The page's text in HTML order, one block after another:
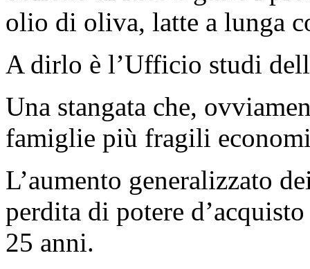
olio di oliva, latte a lunga
A dirlo è l’Ufficio studi
Una stangata che,
famiglie più fragili
L’aumento generalizzato
perdita di potere
25 anni.